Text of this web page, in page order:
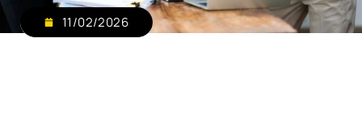
11/02/2026